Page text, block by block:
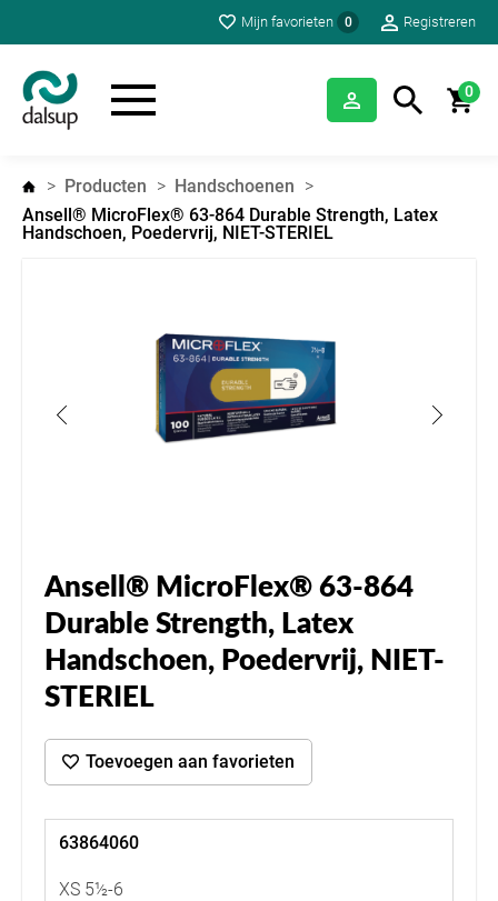
Mijn favorieten 0 Registreren
0
Producten
Handschoenen
Ansell® MicroFlex® 63-864 Durable Strength, Latex
Handschoen, Poedervrij, NIET-STERIEL
Ansell® MicroFlex® 63-864
Durable Strength, Latex
Handschoen, Poedervrij, NIET-
STERIEL
Toevoegen aan favorieten
63864060
XS 5½-6